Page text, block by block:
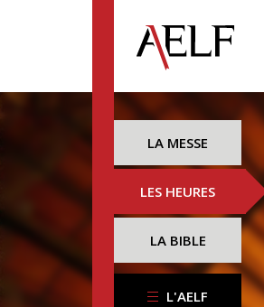
LA MESSE
LES HEURES
LA BIBLE
L'AELF